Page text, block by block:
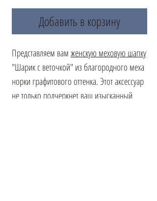
Добавить в корзину
Представляем вамженскую меховую шапку
"Шарик с веточкой" из благородного меха
норки графитового оттенка. Этот аксессуар
не только подчеркнет ваш изысканный